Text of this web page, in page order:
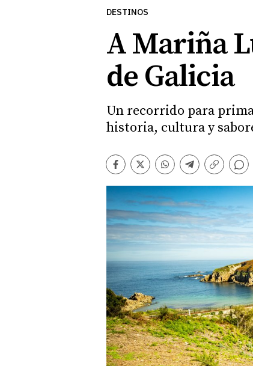
DESTINOS
A Mariña
de Galicia
Un recorrido para
historia, cultura y
Facebook
TwitterWhatsapp
Telegram
Copiar
enlace
Comentarios